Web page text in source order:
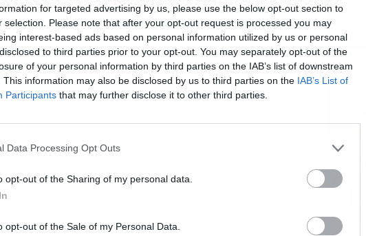
for targeted advertising by us, please use the below opt-out section to
selection. Please note that after your opt-out request is processed you may
interest-based ads based on personal information utilized by us or personal
to third parties prior to your opt-out. You may separately opt-out of the
of your personal information by third parties on the IAB’s list of downstream
This information may also be disclosed by us to third parties on the IAB’s List of
Participants that may further disclose it to other third parties.
Data Processing Opt Outs
opt-out of the Sharing of my personal data.
opt-out of the Sale of my Personal Data.